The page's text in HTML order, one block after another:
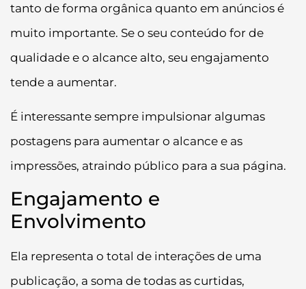
tanto de forma orgânica quanto em anúncios é
muito importante. Se o seu conteúdo for de
qualidade e o alcance alto, seu engajamento
tende a aumentar.
É interessante sempre impulsionar algumas
postagens para aumentar o alcance e as
impressões, atraindo público para a sua página.
Engajamento e
Envolvimento
Ela representa o total de interações de uma
publicação, a soma de todas as curtidas,